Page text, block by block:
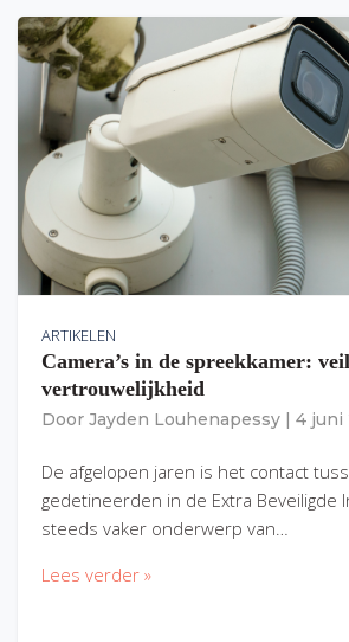
ARTIKELEN
Camera’s in de spreekkamer:
vertrouwelijkheid
Door Jayden Louhenapessy 4 juni
De afgelopen jaren is het contact
gedetineerden in de Extra Beveiligde
steeds vaker onderwerp van…
Lees verder »